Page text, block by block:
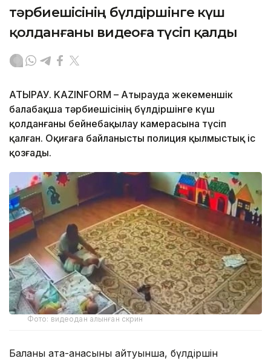
тәрбиешісінің бүлдіршінге күш
қолданғаны видеоға түсіп қалды
АТЫРАУ. KAZINFORM – Атырауда жекеменшік
балабақша тәрбиешісінің бүлдіршінге күш
қолданғаны бейнебақылау камерасына түсіп
қалған. Оқиғаға байланысты полиция қылмыстық іс
қозғады.
Фото: видеодан алынған скрин
Баланың ата-анасының айтуынша, бүлдіршін